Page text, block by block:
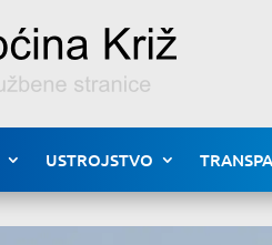
USTROJSTVO